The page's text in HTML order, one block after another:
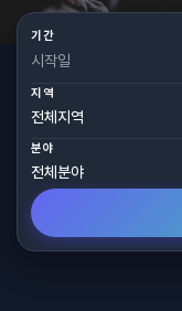
기간
지역
분야